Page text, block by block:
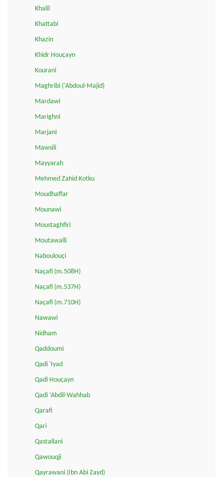
Khalil
Khattabi
Khazin
Khidr Houçayn
Kourani
Maghribi ('Abdoul-Majid)
Mardawi
Marighni
Marjani
Mawsili
Mayyarah
Mehmed Zahid Kotku
Moudhaffar
Mounawi
Moustaghfiri
Moutawalli
Naboulouçi
Naçafi (m.508H)
Naçafi (m.537H)
Naçafi (m.710H)
Nawawi
Nidham
Qaddoumi
Qadi 'Iyad
Qadi Houçayn
Qadi ‘Abdil-Wahhab
Qarafi
Qari
Qastallani
Qawouqji
Qayrawani (Ibn Abi Zayd)